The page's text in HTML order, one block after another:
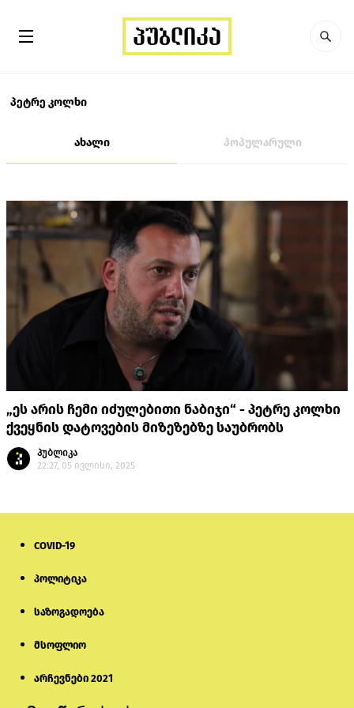
პეტრე კოლხი
ახალი პოპულარული
„ეს არის ჩემი იძულებითი ნაბიჯი“ - პეტრე კოლხი
ქვეყნის დატოვების მიზეზებზე საუბრობს
პუბლიკა
22:27, 05 ივლისი, 2025
COVID-19
პოლიტიკა
საზოგადოება
მსოფლიო
არჩევნები 2021